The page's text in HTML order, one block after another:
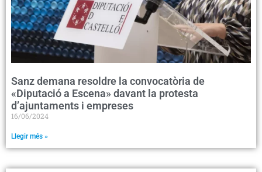
Sanz demana resoldre la convocatòria de
«Diputació a Escena» davant la protesta
d’ajuntaments i empreses
16/06/2024
Llegir més »